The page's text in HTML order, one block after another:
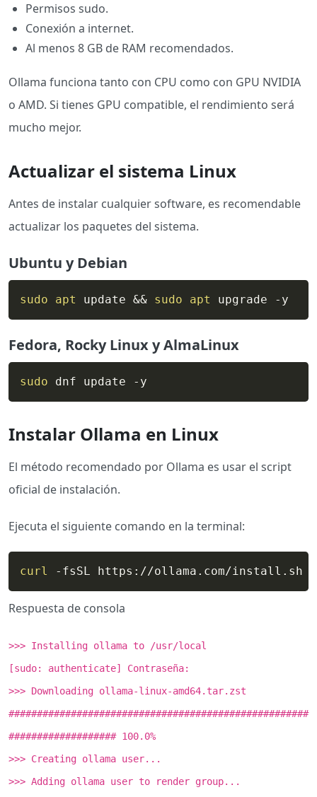
Permisos sudo.
Conexión a internet.
Al menos 8 GB de RAM recomendados.
Ollama funciona tanto con CPU como con GPU NVIDIA
o AMD. Si tienes GPU compatible, el rendimiento será
mucho mejor.
Actualizar el sistema Linux
Antes de instalar cualquier software, es recomendable
actualizar los paquetes del sistema.
Ubuntu y Debian
sudo apt update && sudo apt upgrade -y
Fedora, Rocky Linux y AlmaLinux
sudo dnf update -y
Instalar Ollama en Linux
El método recomendado por Ollama es usar el script
oficial de instalación.
Ejecuta el siguiente comando en la terminal:
curl -fsSL https://ollama.com/install.sh
Respuesta de consola
>>> Installing ollama to /usr/local
[sudo: authenticate] Contraseña:
>>> Downloading ollama-linux-amd64.tar.zst
#####################################################
################### 100.0%
>>> Creating ollama user...
>>> Adding ollama user to render group...